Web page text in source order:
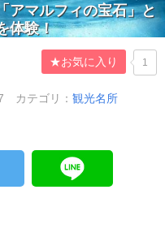
アマルフィの宝石」と
体験！
★お気に入り 1
カテゴリ： 観光名所